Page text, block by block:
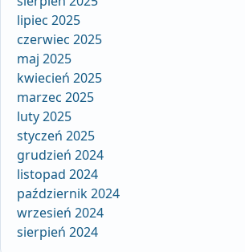
lipiec 2025
czerwiec 2025
maj 2025
kwiecień 2025
marzec 2025
luty 2025
styczeń 2025
grudzień 2024
listopad 2024
październik 2024
wrzesień 2024
sierpień 2024